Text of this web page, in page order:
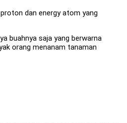
dan energy atom yang
buahnya saja yang berwarna
orang menanam tanaman